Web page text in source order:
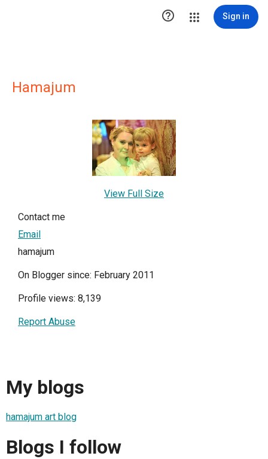
 Sign in
Hamajum
View Full Size
Contact me
Email
hamajum
On Blogger since: February 2011
Profile views: 8,139
Report Abuse
My blogs
hamajum art blog
Blogs I follow